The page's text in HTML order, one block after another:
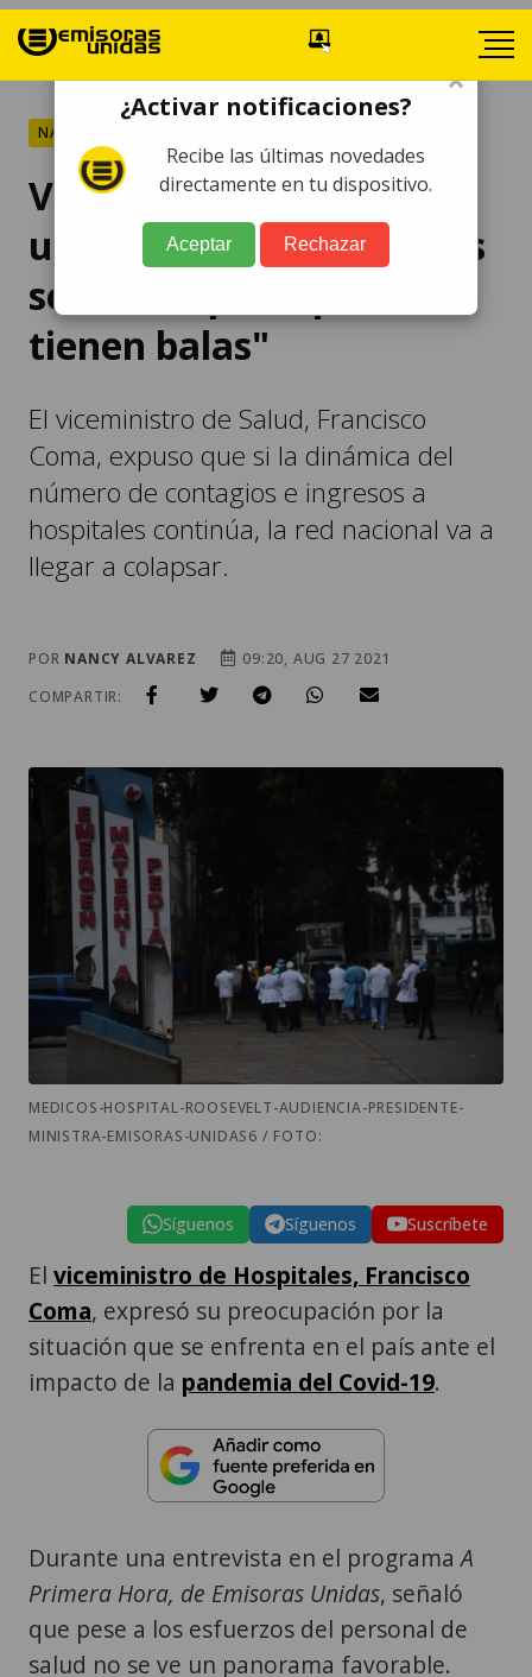
NACIONALES
Viceministro: "Tenemos
un ejército de excelentes
soldados, pero que no
tienen balas"
El viceministro de Salud, Francisco
Coma, expuso que si la dinámica del
número de contagios e ingresos a
hospitales continúa, la red nacional va a
llegar a colapsar.
POR NANCY ALVAREZ
09:20, AUG 27 2021
COMPARTIR:
MEDICOS-HOSPITAL-ROOSEVELT-AUDIENCIA-PRESIDENTE-
MINISTRA-EMISORAS-UNIDAS6 / FOTO:
Síguenos Síguenos Suscríbete
El viceministro de Hospitales, Francisco
Coma, expresó su preocupación por la
situación que se enfrenta en el país ante el
impacto de la pandemia del Covid-19.
Durante una entrevista en el programaA
Primera Hora, de Emisoras Unidas, señaló
que pese a los esfuerzos del personal de
salud no se ve un panorama favorable.
×
¿Activar notificaciones?
Recibe las últimas novedades
directamente en tu dispositivo.
Aceptar Rechazar